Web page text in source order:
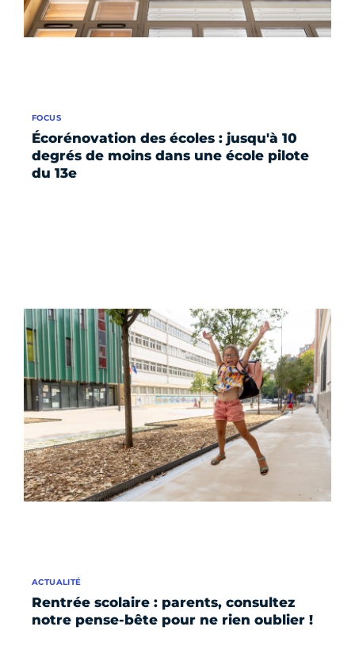
Écorénovation des écoles : jusqu'à 10
degrés de moins dans une école pilote
du 13e
FOCUS
Rentrée scolaire : parents, consultez
notre pense-bête pour ne rien oublier !
ACTUALITÉ